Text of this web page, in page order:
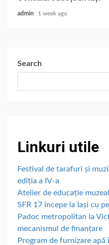
admin 1 week ago
Search
Linkuri utile
Festival de tarafuri și
ediția a IV-a
Atelier de educație
SFR 17 începe la Iași cu
Padoc metropolitan la
mecanismul de finanțare
Program de furnizare